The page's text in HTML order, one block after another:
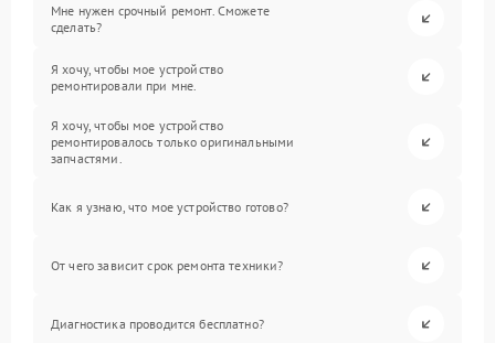
Мне нужен срочный ремонт. Сможете
сделать?
Я хочу, чтобы мое устройство
ремонтировали при мне.
Я хочу, чтобы мое устройство
ремонтировалось только оригинальными
запчастями.
Как я узнаю, что мое устройство готово?
От чего зависит срок ремонта техники?
Диагностика проводится бесплатно?